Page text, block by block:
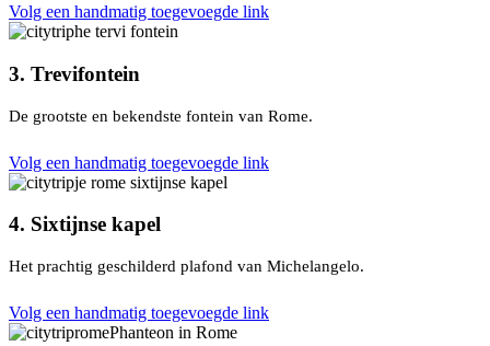
Volg een handmatig toegevoegde link
3. Trevifontein
De grootste en bekendste fontein van Rome.
Volg een handmatig toegevoegde link
4. Sixtijnse kapel
Het prachtig geschilderd plafond van Michelangelo.
Volg een handmatig toegevoegde link